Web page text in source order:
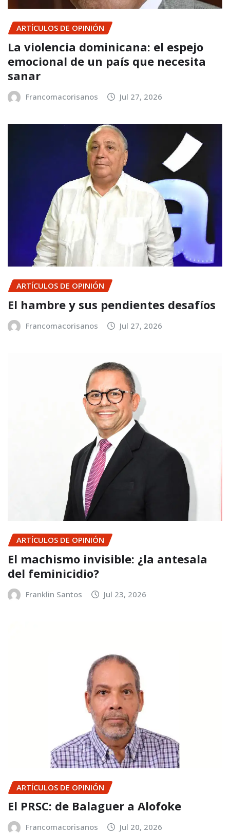
ARTÍCULOS DE OPINIÓN
La violencia dominicana: el espejo
emocional de un país que necesita
sanar
Francomacorisanos Jul 27, 2026
ARTÍCULOS DE OPINIÓN
El hambre y sus pendientes desafíos
Francomacorisanos Jul 27, 2026
ARTÍCULOS DE OPINIÓN
El machismo invisible: ¿la antesala
del feminicidio?
Franklin Santos Jul 23, 2026
ARTÍCULOS DE OPINIÓN
El PRSC: de Balaguer a Alofoke
Francomacorisanos Jul 20, 2026